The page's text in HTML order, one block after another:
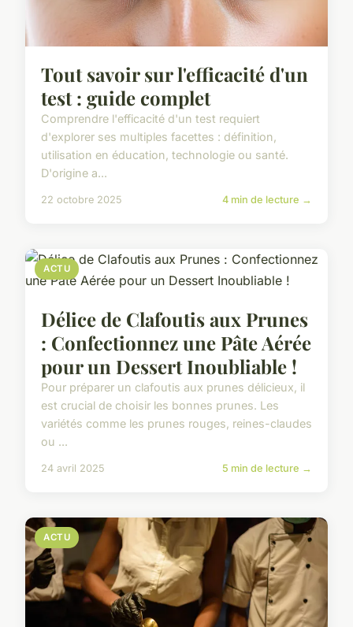
Tout savoir sur l'efficacité d'un
test : guide complet
Comprendre l'efficacité d'un test requiert
d'explorer ses multiples facettes : définition,
utilisation en éducation, technologie ou santé.
D'origine a...
22 octobre 2025 4 min de lecture →
ACTU
Délice de Clafoutis aux Prunes
: Confectionnez une Pâte Aérée
pour un Dessert Inoubliable !
Pour préparer un clafoutis aux prunes délicieux, il
est crucial de choisir les bonnes prunes. Les
variétés comme les prunes rouges, reines-claudes
ou ...
24 avril 2025 5 min de lecture →
ACTU